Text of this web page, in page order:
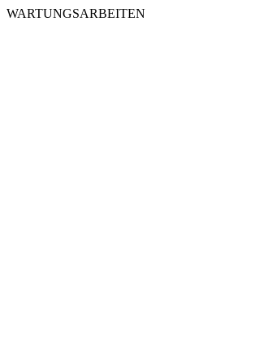
WARTUNGSARBEITEN